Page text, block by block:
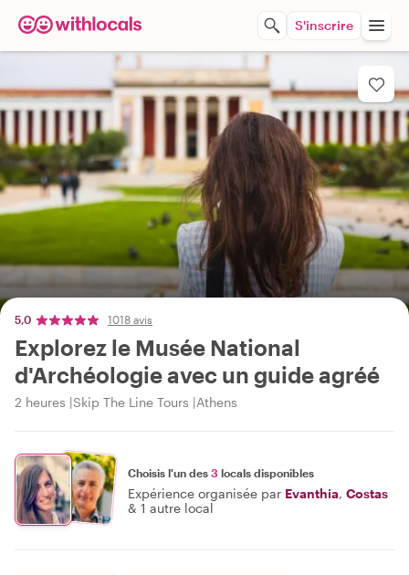
S'inscrire
5,0 1018 avis
Explorez le Musée National
d'Archéologie avec un guide agréé
2 heures Skip The Line Tours Athens
Choisis l'un des 3 locals disponibles
Expérience organisée par Evanthia, Costas
& 1 autre local